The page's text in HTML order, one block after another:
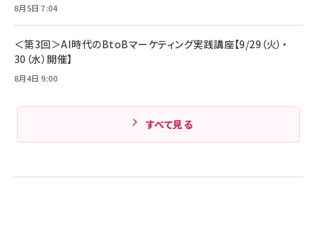
8月5日 7:04
＜第3回＞AI時代のBtoBマーケティング実践講座【9/29（火）・
30（水）開催】
8月4日 9:00
すべて見る